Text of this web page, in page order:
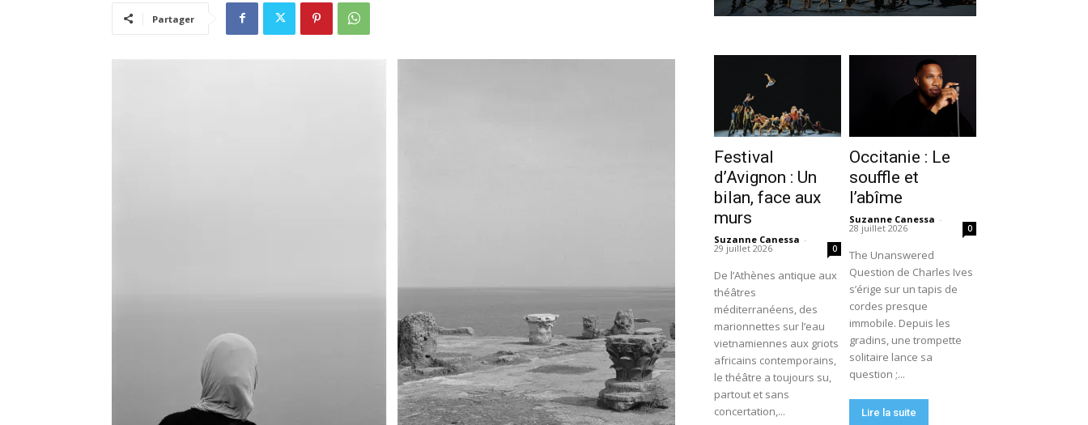
Partager
Festival
d’Avignon : Un
bilan, face aux
murs
Suzanne Canessa -
29 juillet 2026 0
De l’Athènes antique aux
théâtres
méditerranéens, des
marionnettes sur l’eau
vietnamiennes aux griots
africains contemporains,
le théâtre a toujours su,
partout et sans
concertation,...
Occitanie : Le
souffle et
l’abîme
Suzanne Canessa -
28 juillet 2026 0
The Unanswered
Question de Charles Ives
s’érige sur un tapis de
cordes presque
immobile. Depuis les
gradins, une trompette
solitaire lance sa
question ;...
Lire la suite